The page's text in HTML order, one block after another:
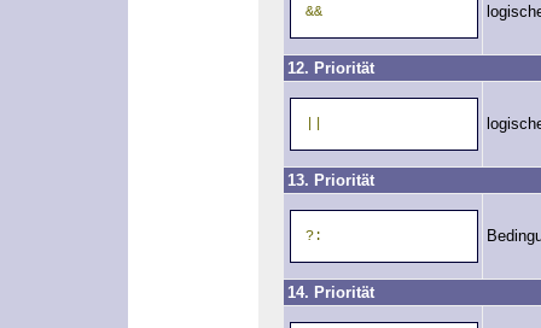
&&
12. Priorität
13. Priorität
?:
14. Priorität